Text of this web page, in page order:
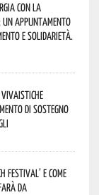
con la
un appuntamento
e solidarietà.
vivaistiche
di sostegno
festival’ e come
da